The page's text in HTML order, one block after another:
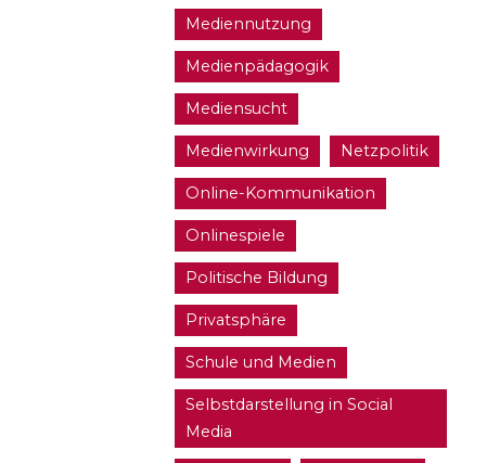
Mediennutzung
Medienpädagogik
Mediensucht
Medienwirkung Netzpolitik
Online-Kommunikation
Onlinespiele
Politische Bildung
Privatsphäre
Schule und Medien
Selbstdarstellung in Social
Media